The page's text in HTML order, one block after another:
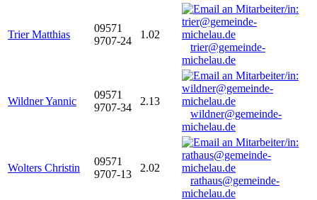
Trier Matthias
09571
9707-24
1.02
trier@gemeinde-
michelau.de
Wildner Yannic
09571
9707-34
2.13
wildner@gemeinde-
michelau.de
Wolters Christin
09571
9707-13
2.02
rathaus@gemeinde-
michelau.de